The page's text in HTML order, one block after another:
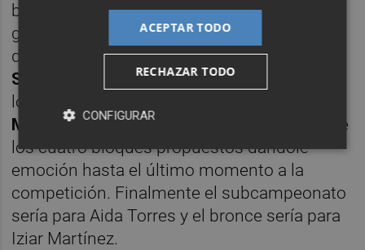
bloques muy gestuales y con pasos en
general muy dinámicos que han sido
difíciles de encadenar a un pegue.
Sempere
ha sido la mejor al resolver dos de
los cuatro bloques.
Martínez empatan al completan solo uno de
los cuatro bloques propuestos dándole
emoción hasta el último momento a la
competición. Finalmente el subcampeonato
sería para Aida Torres y el bronce sería para
Iziar Martínez.
ACEPTAR TODO
RECHAZAR TODO
CONFIGURAR